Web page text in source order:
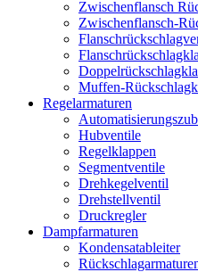
Zwischenflansch
Zwischenflansch-
Muffen-
Regelarmaturen
Hubventile
Regelklappen
Segmentventile
Drehkegelventil
Drehstellventil
Druckregler
Dampfarmaturen
Kondensatableiter